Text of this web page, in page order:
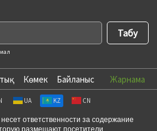
Көмек Байланыс Жарнама
UA KZ CN
ответственности за содержание